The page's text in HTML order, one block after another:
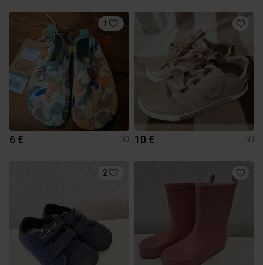
1
6 € 30 10 € 30
2